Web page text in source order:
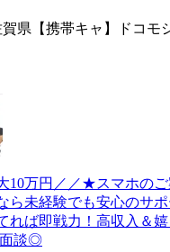
県【携帯キャ】ドコモ
10万円／／★スマホのご
ら未経験でも安心のサ
れば即戦力！高収入＆
面談◎